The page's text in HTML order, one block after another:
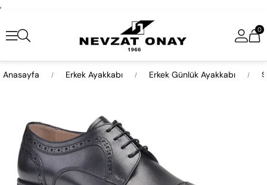
,
0
Anasayfa Erkek Ayakkabı Erkek Günlük Ayakkabı